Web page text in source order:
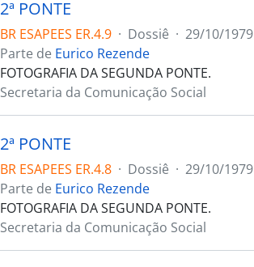
2ª PONTE
BR ESAPEES ER.4.9 · Dossiê · 29/10/1979
Parte de Eurico Rezende
FOTOGRAFIA DA SEGUNDA PONTE.
Secretaria da Comunicação Social
2ª PONTE
BR ESAPEES ER.4.8 · Dossiê · 29/10/1979
Parte de Eurico Rezende
FOTOGRAFIA DA SEGUNDA PONTE.
Secretaria da Comunicação Social